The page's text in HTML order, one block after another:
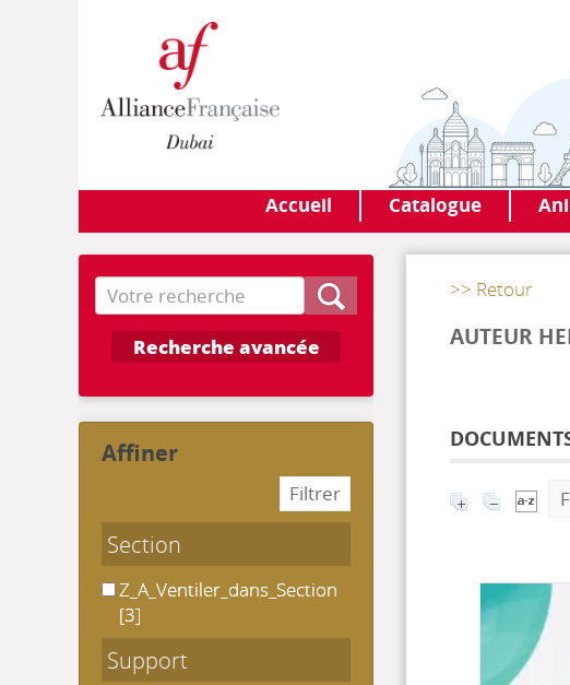
Accueil Catalogue
>> Retour
AUTEUR
Recherche
Recherche avancée
affiner
Section
Z_A_Ventiler_dans_Section
Z_A_Ventiler_dans_Section
[3]
Support